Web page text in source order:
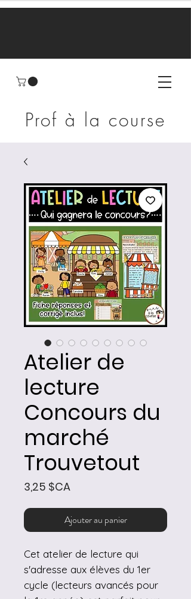
Prof à la course
Atelier de
lecture
Concours du
marché
Trouvetout
3,25 $CAPrix
Ajouter au panier
Cet atelier de lecture qui
s'adresse aux élèves du 1er
cycle (lecteurs avancés pour